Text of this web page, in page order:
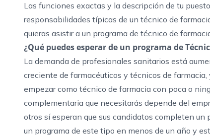
Las funciones exactas y la descripción de tu
responsabilidades típicas de un técnico de
quieras asistir a un programa de técnico de
¿Qué puedes esperar de un programa de
La demanda de profesionales sanitarios está
creciente de farmacéuticos y técnicos de
empezar como técnico de farmacia con poca o
complementaria que necesitarás depende del
otros sí esperan que sus candidatos completen
un programa de este tipo en menos de un año y